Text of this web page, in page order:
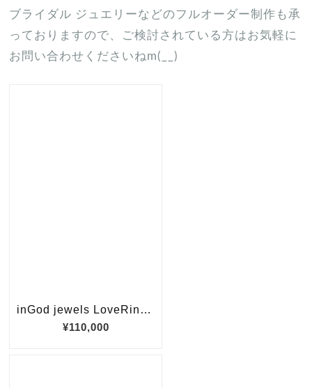
ブライダル ジュエリーなどのフルオーダー制作も承
っておりますので、ご検討されている方はお気軽に
お問い合わせくださいねm(__)